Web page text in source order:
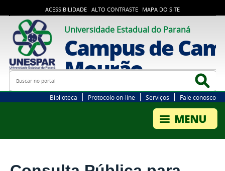
ACESSIBILIDADE ALTO CONTRASTE MAPA DO SITE
Universidade Estadual do Paraná
Campus de
Mourão
Busca
Biblioteca Protocolo on-line Serviços Fale conosco